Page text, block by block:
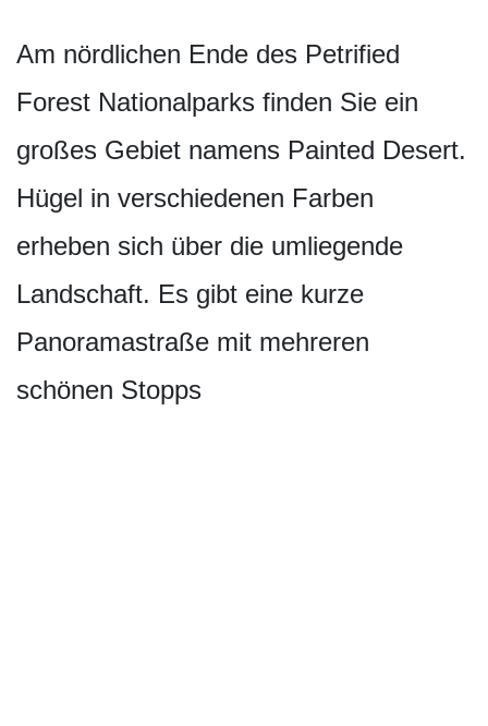
Am nördlichen Ende des Petrified
Forest Nationalparks finden Sie ein
großes Gebiet namens Painted Desert.
Hügel in verschiedenen Farben
erheben sich über die umliegende
Landschaft. Es gibt eine kurze
Panoramastraße mit mehreren
schönen Stopps